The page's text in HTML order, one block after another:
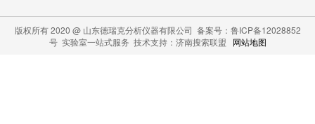
版权所有 2020 @ 山东德瑞克分析仪器有限公司 备案号：鲁ICP备12028852
号 实验室一站式服务 技术支持：济南搜索联盟 网站地图